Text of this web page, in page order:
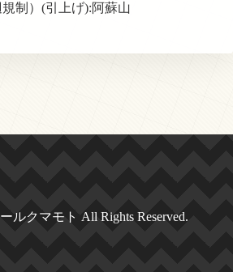
制）(引上げ):阿蘇山
ルクマモト All Rights Reserved.